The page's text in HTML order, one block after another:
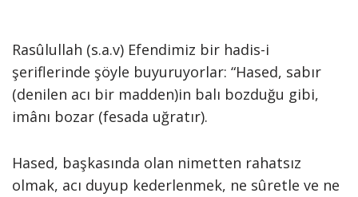
Rasûlullah (s.a.v) Efendimiz bir hadis-i
şeriflerinde şöyle buyuruyorlar: “Hased, sabır
(denilen acı bir madden)in balı bozduğu gibi,
imânı bozar (fesada uğratır).
Hased, başkasında olan nimetten rahatsız
olmak, acı duyup kederlenmek, ne sûretle ve ne